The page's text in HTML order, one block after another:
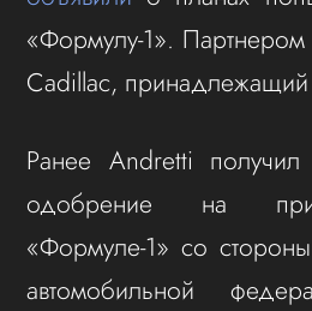
«Формулу-1».
Cadillac,
Ранее Andretti получил
одобрение на
«Формуле-1» со
автомобильной